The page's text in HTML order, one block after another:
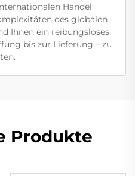
Handel
des globalen
Ihnen ein reibungsloses
bis zur Lieferung – zu
Produkte